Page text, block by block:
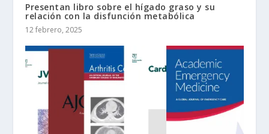
Presentan libro sobre el hígado graso y su
relación con la disfunción metabólica
12 febrero, 2025